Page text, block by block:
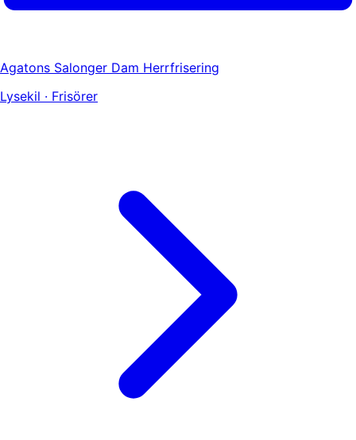
Agatons Salonger Dam Herrfrisering
Lysekil · Frisörer